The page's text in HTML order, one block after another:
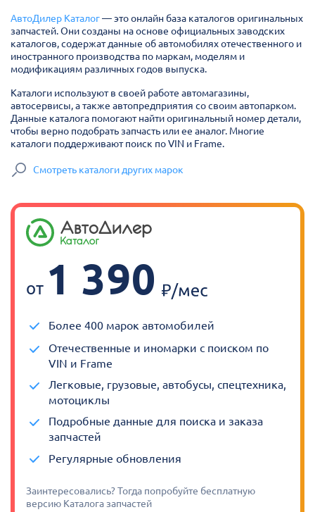
АвтоДилер Каталог— это онлайн база каталогов оригинальных
запчастей. Они созданы на основе официальных заводских
каталогов, содержат данные об автомобилях отечественного и
иностранного производства по маркам, моделям и
модификациям различных годов выпуска.
Каталоги используют в своей работе автомагазины,
автосервисы, а также автопредприятия со своим автопарком.
Данные каталога помогают найти оригинальный номер детали,
чтобы верно подобрать запчасть или ее аналог. Многие
каталоги поддерживают поиск по VIN и Frame.
Смотреть каталоги других марок
от 1 390
Более 400 марок автомобилей
Отечественные и иномарки с поиском по
VIN и Frame
Легковые, грузовые, автобусы, спецтехника,
мотоциклы
Подробные данные для поиска и заказа
запчастей
Регулярные обновления
Заинтересовались? Тогда попробуйте бесплатную
версию Каталога запчастей